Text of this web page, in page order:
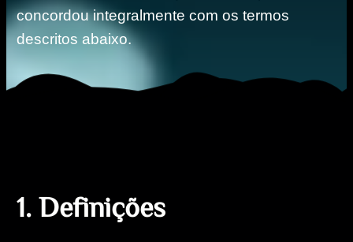
concordou integralmente com os termos
descritos abaixo.
1.Definições